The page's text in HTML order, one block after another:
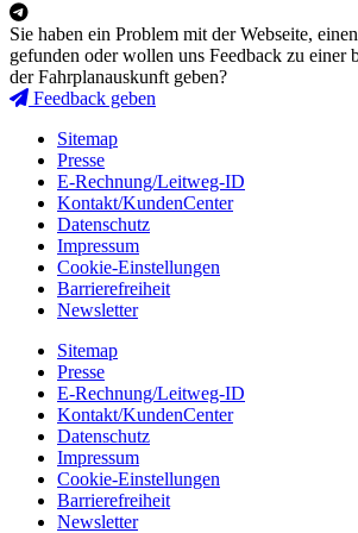
Sie haben ein Problem mit der Webseite,
gefunden oder wollen uns Feedback zu einer
der Fahrplanauskunft geben?
Feedback geben
Sitemap
Presse
E-Rechnung/Leitweg-ID
Kontakt/KundenCenter
Datenschutz
Impressum
Cookie-Einstellungen
Barrierefreiheit
Newsletter
Sitemap
Presse
E-Rechnung/Leitweg-ID
Kontakt/KundenCenter
Datenschutz
Impressum
Cookie-Einstellungen
Barrierefreiheit
Newsletter